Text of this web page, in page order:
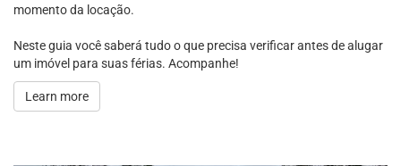
momento da locação.
Neste guia você saberá tudo o que precisa verificar antes de alugar
um imóvel para suas férias. Acompanhe!
Learn more